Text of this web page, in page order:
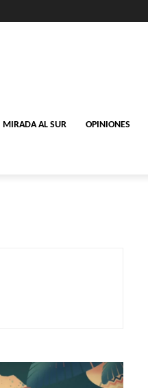
MIRADA AL SUR OPINIONES